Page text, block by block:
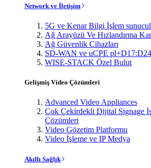
Network ve İletişim
5G ve Kenar Bilgi İşlem
Ağ Arayüzü Ve Hızlandırma
Ağ Güvenlik Cihazları
SD-WAN ve uCPE
WISE-STACK Özel Bulut
Gelişmiş Video Çözümleri
Advanced Video Appliances
Çok Çekirdekli Dijital Signage
Çözümleri
Video Gözetim Platformu
Video İşleme ve IP Medya
Akıllı Sağlık